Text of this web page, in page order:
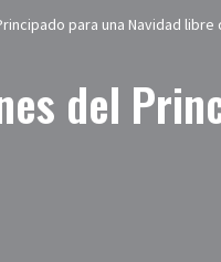
para una Navidad libre
del